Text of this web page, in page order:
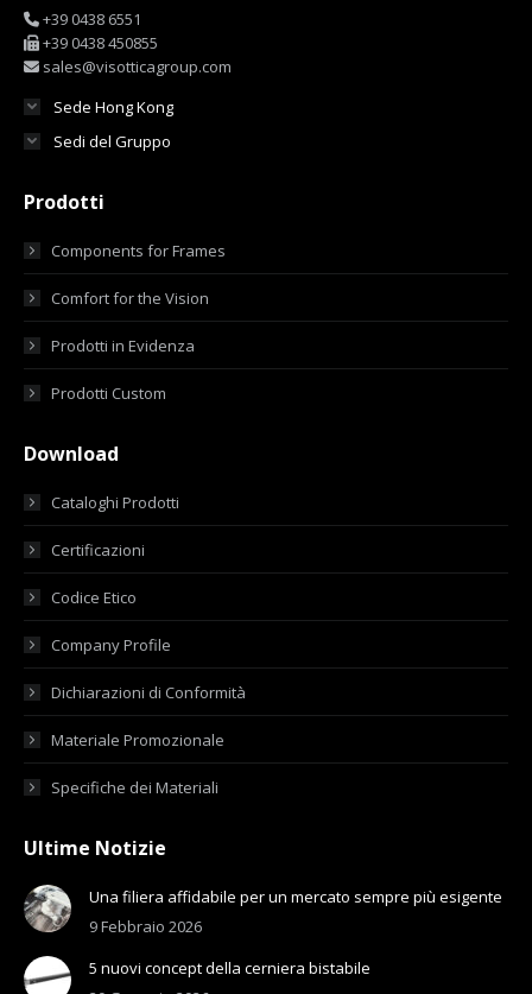
+39 0438 6551
+39 0438 450855
sales@visotticagroup.com
Sede Hong Kong
Sedi del Gruppo
Prodotti
Components for Frames
Comfort for the Vision
Prodotti in Evidenza
Prodotti Custom
Download
Cataloghi Prodotti
Certificazioni
Codice Etico
Company Profile
Dichiarazioni di Conformità
Materiale Promozionale
Specifiche dei Materiali
Ultime Notizie
Una filiera affidabile per un mercato sempre più esigente
9 Febbraio 2026
5 nuovi concept della cerniera bistabile